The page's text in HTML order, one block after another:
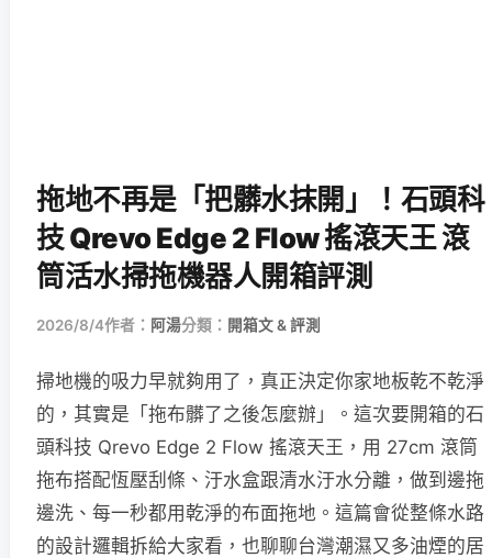
拖地不再是「把髒水抹開」！石頭科
技 Qrevo Edge 2 Flow 搖滾天王 滾
筒活水掃拖機器人開箱評測
2026/8/4作者： 阿湯分類： 開箱文 & 評測
掃地機的吸力早就夠用了，真正決定你家地板乾不乾淨
的，其實是「拖布髒了之後怎麼辦」。這次要開箱的石
頭科技 Qrevo Edge 2 Flow 搖滾天王，用 27cm 滾筒
拖布搭配恆壓刮條、汙水盒跟清水汙水分離，做到邊拖
邊洗、每一秒都用乾淨的布面拖地。這篇會從整條水路
的設計邏輯拆給大家看，也聊聊台灣潮濕又多油煙的居